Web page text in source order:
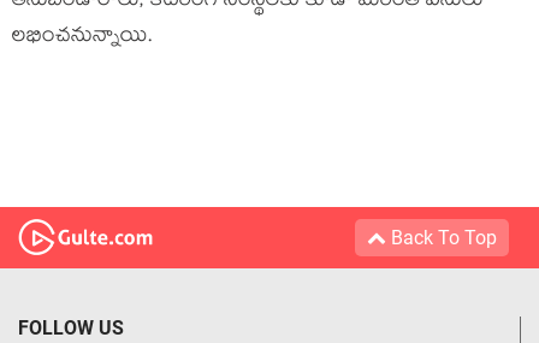
లభించనున్నాయి.
Back To Top
FOLLOW US